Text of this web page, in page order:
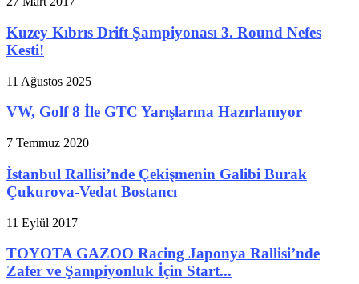
Kuzey Kıbrıs Drift Şampiyonası 3. Round Nefes
Kesti!
11 Ağustos 2025
VW, Golf 8 İle GTC Yarışlarına Hazırlanıyor
7 Temmuz 2020
İstanbul Rallisi’nde Çekişmenin Galibi Burak
Çukurova-Vedat Bostancı
11 Eylül 2017
TOYOTA GAZOO Racing Japonya Rallisi’nde
Zafer ve Şampiyonluk İçin Start...